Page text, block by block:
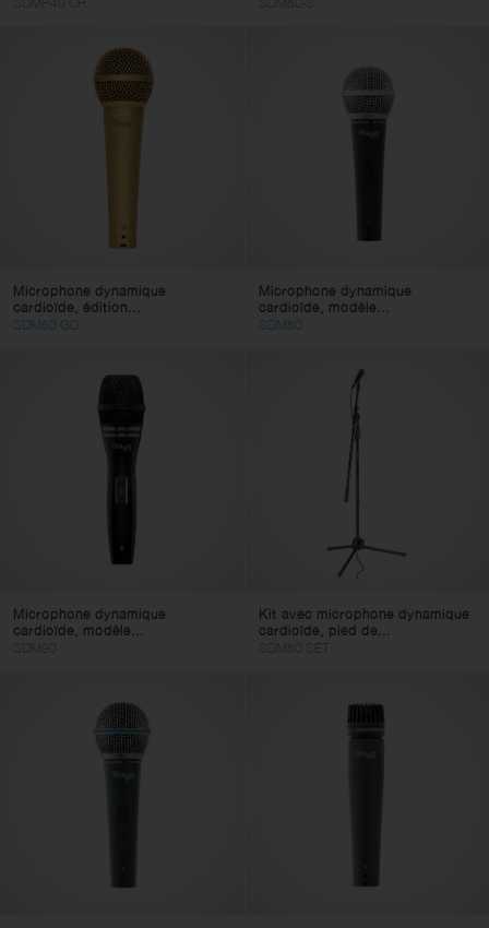
Microphone dynamique
cardioïde, édition...
SDM50 GD
Microphone dynamique
cardioïde, modèle...
SDM50
Microphone dynamique
cardioïde, modèle...
SDM90
Kit avec microphone dynamique
cardioïde, pied de...
SDM50 SET